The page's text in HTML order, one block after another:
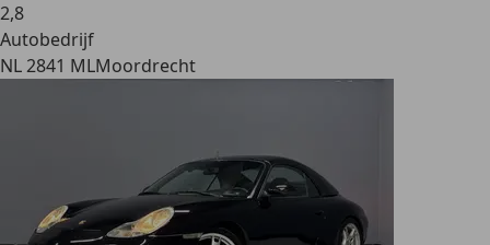
2,8
Autobedrijf
NL 2841 MLMoordrecht